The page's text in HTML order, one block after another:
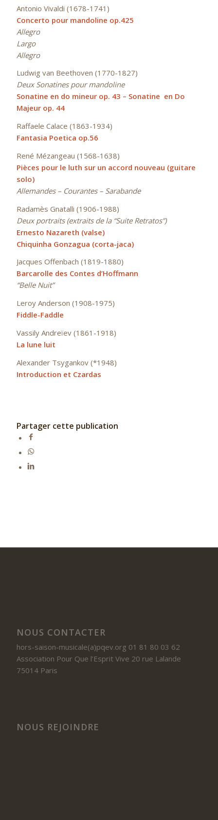
Antonio Vivaldi (1678-1741)
Concerto pour mandoline op.425
Allegro
Largo
Allegro
Ludwig van Beethoven (1770-1827)
Deux Sonatines pour mandoline
Sonatine en do mineur op. 43 – Sonatine en Do
Majeur op. 44
Raffaele Calace (1863-1934)
Fantasia Poetica op.56
René Mézangeau (1568-1638)
Pièces pour le luth sur un accord nouveau (guitare
solo)
Allemandes – Courantes – Sarabande
Radamès Gnatalli (1906-1988)
Deux portraits (extraits de la “Suite Retratos”)
Ernesto Nazareth (valse)
Chiquinha Gonzagua (corta-jaca)
Jacques Offenbach (1819-1880)
Barcarolle des Contes d’Hoffmann
“Belle Nuit”
Leroy Anderson (1908-1975)
Fiddle-Faddle
Vassily Andreïev (1861-1918)
La lune luit
Alexander Tsygankov (*1948)
Introduction et Czardas
Partager cette publication
NOUS CONTACTER
hors-saison-musicale(a)pqev.org 01 81 80 03 62
Association Pour Que l’Esprit Vive 20 rue Lalande
75014 Paris
NOUS REJOINDRE